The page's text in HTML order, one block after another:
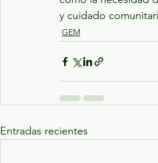
y cuidado
GEM
Entradas recientes